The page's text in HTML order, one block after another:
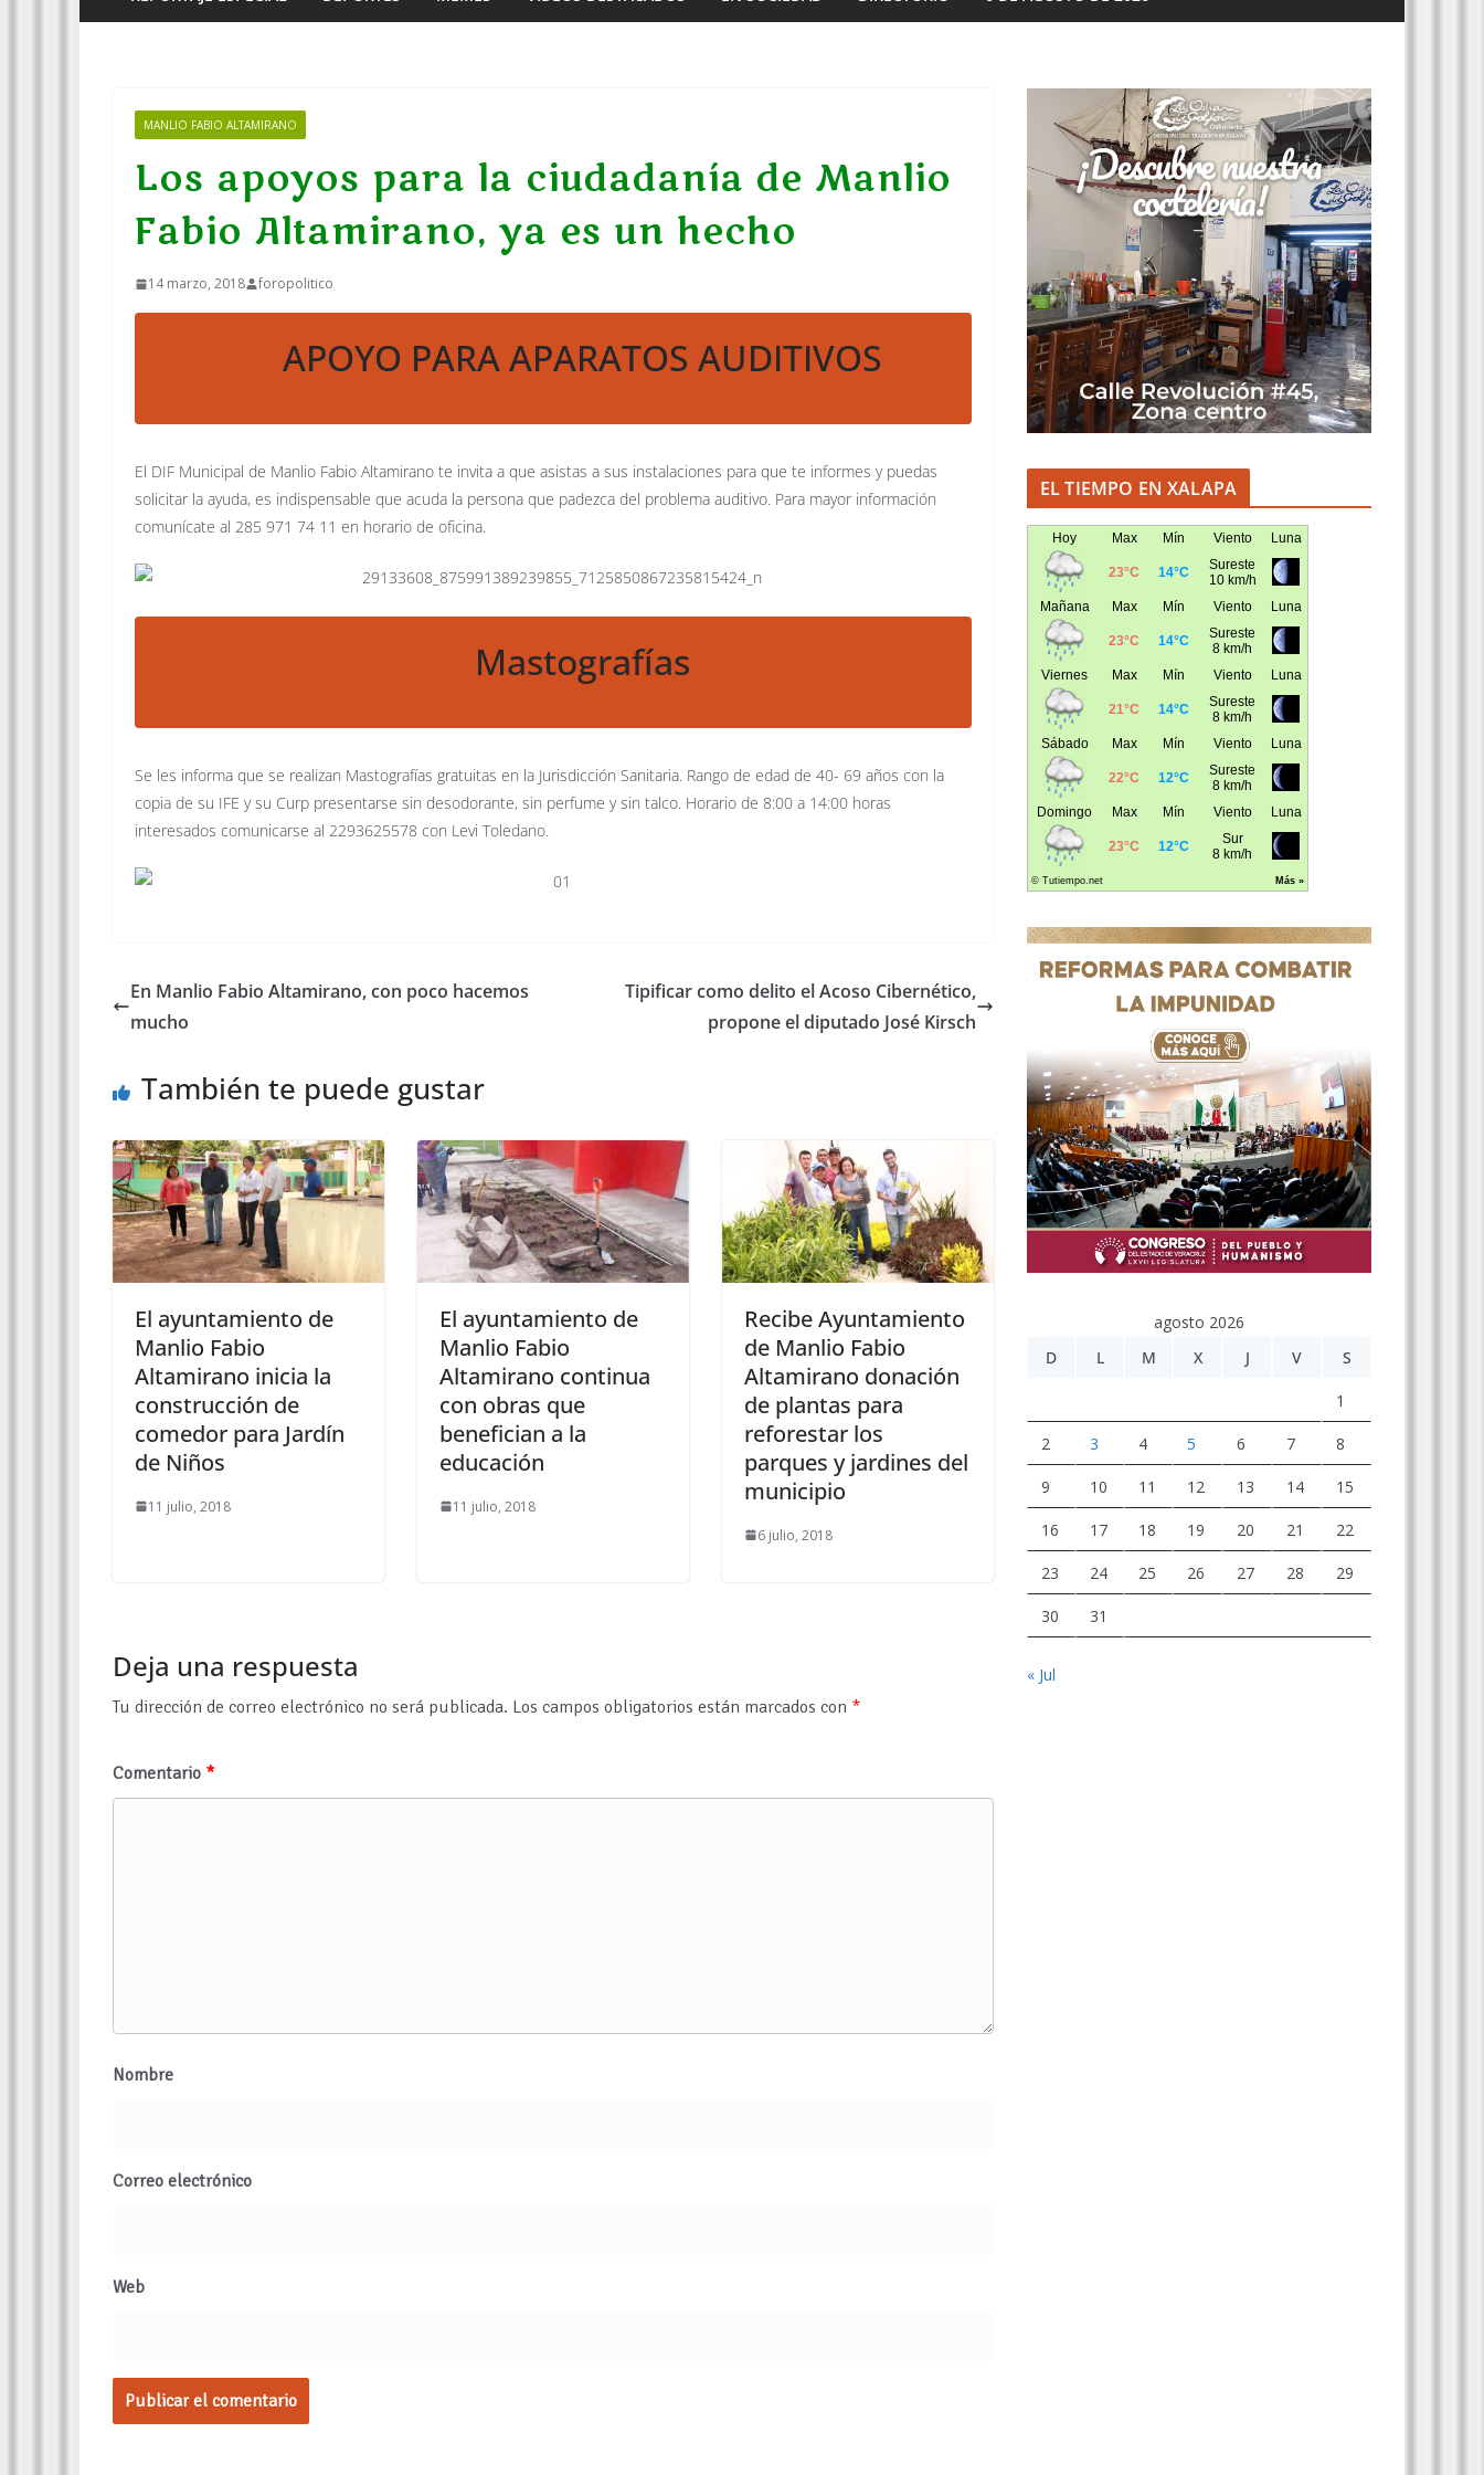
MANLIO FABIO ALTAMIRANO
Los apoyos para la ciudadanía de Manlio
Fabio Altamirano, ya es un hecho
14 marzo, 2018 foropolitico
APOYO PARA APARATOS AUDITIVOS
El DIF Municipal de Manlio Fabio Altamirano te invita a que asistas a sus instalaciones para que te informes y puedas
solicitar la ayuda, es indispensable que acuda la persona que padezca del problema auditivo. Para mayor información
comunícate al 285 971 74 11 en horario de oficina.
Mastografías
Se les informa que se realizan Mastografías gratuitas en la Jurisdicción Sanitaria. Rango de edad de 40- 69 años con la
copia de su IFE y su Curp presentarse sin desodorante, sin perfume y sin talco. Horario de 8:00 a 14:00 horas
interesados comunicarse al 2293625578 con Levi Toledano.
En Manlio Fabio Altamirano, con poco hacemos
mucho
Tipificar como delito el Acoso Cibernético,
propone el diputado José Kirsch
También te puede gustar
El ayuntamiento de
Manlio Fabio
Altamirano inicia la
construcción de
comedor para Jardín
de Niños
11 julio, 2018
El ayuntamiento de
Manlio Fabio
Altamirano continua
con obras que
benefician a la
educación
11 julio, 2018
Recibe Ayuntamiento
de Manlio Fabio
Altamirano donación
de plantas para
reforestar los
parques y jardines del
municipio
6 julio, 2018
Deja una respuesta
Tu dirección de correo electrónico no será publicada. Los campos obligatorios están marcados con *
Comentario *
Nombre
Correo electrónico
Web
EL TIEMPO EN XALAPA
agosto 2026
D
L M X J V S
1
2 3 4 5 6 7 8
9 10 11 12 13 14 15
16 17 18 19 20 21 22
23 24 25 26 27 28 29
30 31
« Jul